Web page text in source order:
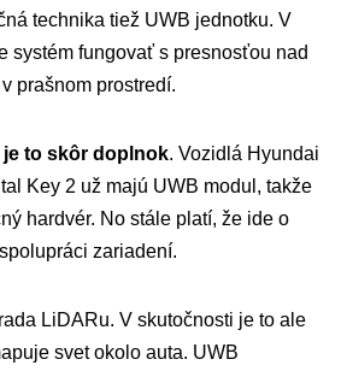
technika tiež UWB jednotku. V
systém fungovať s presnosťou nad
prašnom prostredí.
je to skôr doplnok. Vozidlá Hyundai
Key 2 už majú UWB modul, takže
hardvér. No stále platí, že ide o
zariadení.
LiDARu. V skutočnosti je to ale
svet okolo auta. UWB